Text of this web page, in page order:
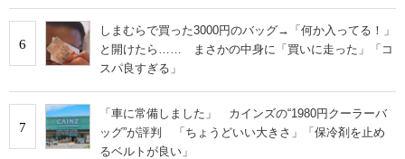
6
しまむらで買った3000円のバッグ→「何か入ってる！」
と開けたら…… まさかの中身に「買いに走った」「コ
スパ良すぎる」
7
「車に常備しました」 カインズの“1980円クーラーバ
ッグ”が評判 「ちょうどいい大きさ」「保冷剤を止め
るベルトが良い」